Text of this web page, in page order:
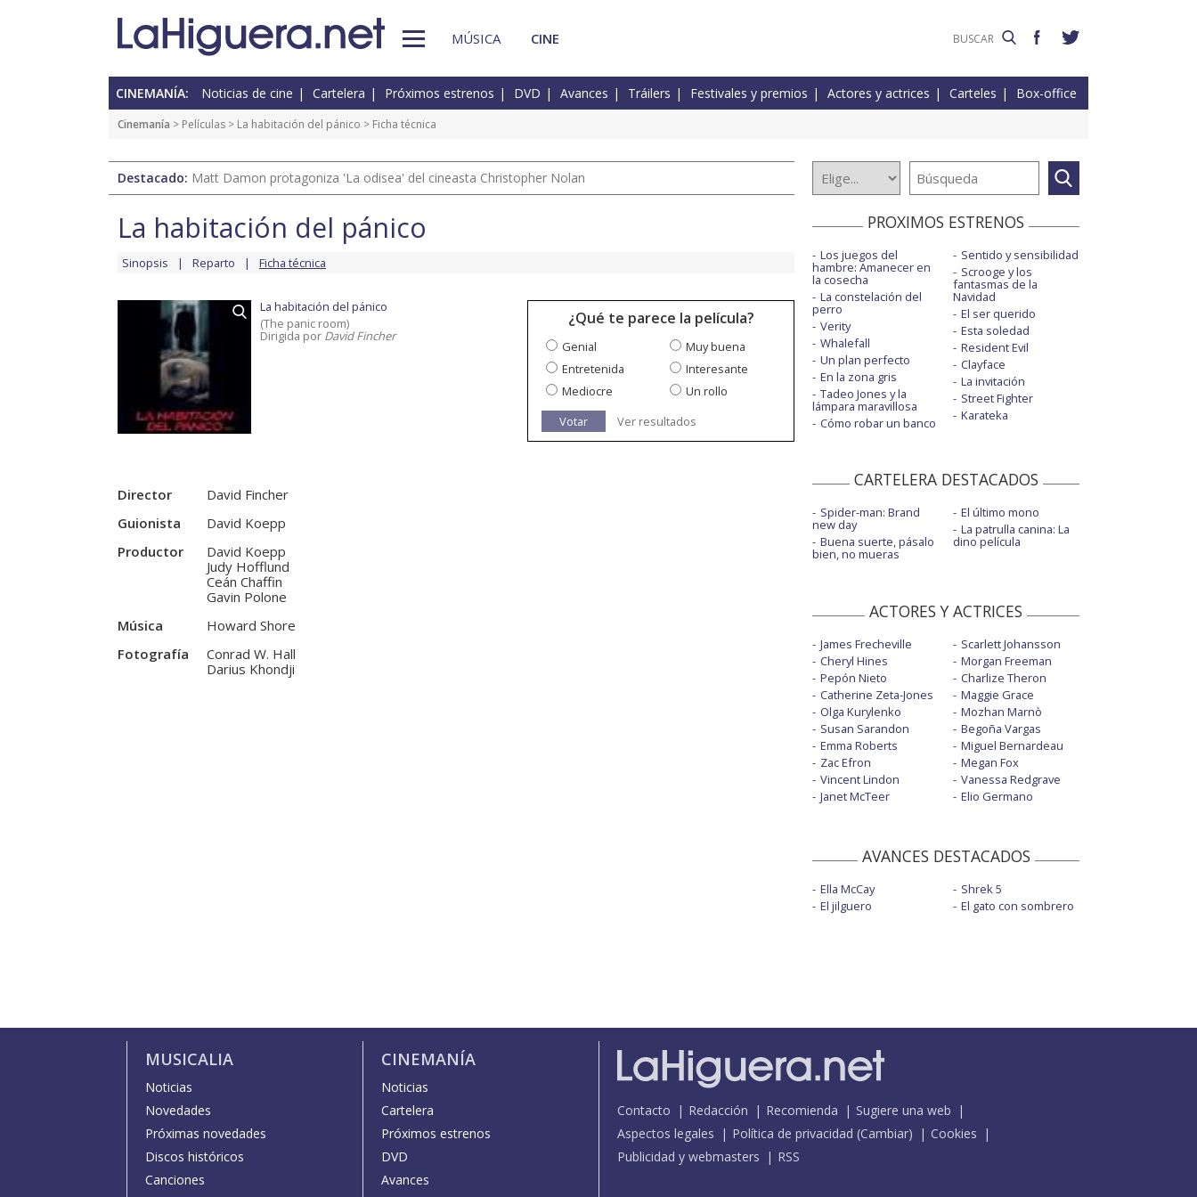
MÚSICA CINE
CINEMANÍA: Noticias de cine Cartelera Próximos estrenos DVD Avances Tráilers Festivales y premios Actores y actrices Carteles Box-office
Cinemanía > Películas > La habitación del pánico > Ficha técnica
Destacado: Matt Damon protagoniza 'La odisea' del cineasta Christopher Nolan
La habitación del pánico
Sinopsis Reparto Ficha técnica
La habitación del pánico
(The panic room)
Dirigida por David Fincher
¿Qué te parece la película?
Genial
Muy buena
Entretenida
Interesante
Mediocre
Un rollo
Votar
Ver resultados
Director
David Fincher
Guionista
David Koepp
Productor
David Koepp
Judy Hofflund
Ceán Chaffin
Gavin Polone
Música
Howard Shore
Fotografía
Conrad W. Hall
Darius Khondji
PROXIMOS ESTRENOS
Los juegos del
hambre: Amanecer en
la cosecha
La constelación del
perro
Verity
Whalefall
Un plan perfecto
En la zona gris
Tadeo Jones y la
lámpara maravillosa
Cómo robar un banco
Sentido y sensibilidad
Scrooge y los
fantasmas de la
Navidad
El ser querido
Esta soledad
Resident Evil
Clayface
La invitación
Street Fighter
Karateka
CARTELERA DESTACADOS
Spider-man: Brand
new day
Buena suerte, pásalo
bien, no mueras
El último mono
La patrulla canina: La
dino película
ACTORES Y ACTRICES
James Frecheville
Cheryl Hines
Pepón Nieto
Catherine Zeta-Jones
Olga Kurylenko
Susan Sarandon
Emma Roberts
Zac Efron
Vincent Lindon
Janet McTeer
Scarlett Johansson
Morgan Freeman
Charlize Theron
Maggie Grace
Mozhan Marnò
Begoña Vargas
Miguel Bernardeau
Megan Fox
Vanessa Redgrave
Elio Germano
AVANCES DESTACADOS
Ella McCay
El jilguero
Shrek 5
El gato con sombrero
MUSICALIA
Noticias
Novedades
Próximas novedades
Discos históricos
Canciones
CINEMANÍA
Noticias
Cartelera
Próximos estrenos
DVD
Avances
Contacto Redacción Recomienda
Sugiere una web
Aspectos legales
Política de privacidad (Cambiar)
Cookies
Publicidad y webmasters
RSS